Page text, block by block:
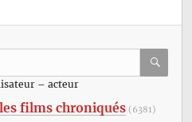
– acteur
films chroniqués (6381)